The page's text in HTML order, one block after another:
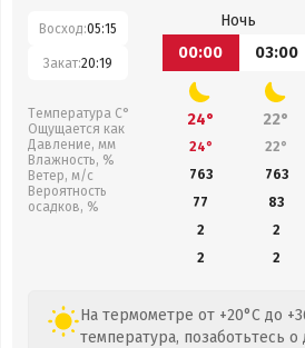
Восход:05:15
Закат:20:19
Температура С°
Ощущается как
Давление, мм
Влажность, %
Ветер, м/с
Вероятность
осадков, %
Ночь
00:00
03:00
24° 22°
24° 22°
763
763
77
83
2
2
2
2
На термометре от +20°C до
температура, позаботьтесь о